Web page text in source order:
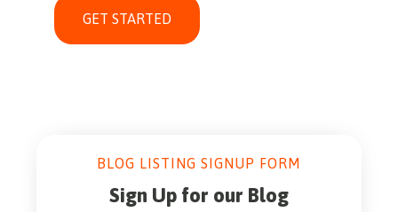
GET STARTED
BLOG LISTING SIGNUP FORM
Sign Up for our Blog